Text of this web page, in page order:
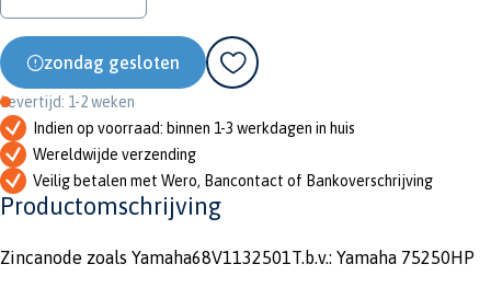
zondag gesloten
Levertijd: 1-2 weken
Indien op voorraad: binnen 1-3 werkdagen in huis
Wereldwijde verzending
Veilig betalen met Wero, Bancontact of Bankoverschrijving
Productomschrijving
Zincanode zoals Yamaha68V1132501T.b.v.: Yamaha 75250HP